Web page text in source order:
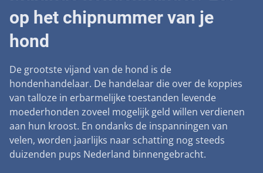
Landelijke registratie bijtincidenten
Verantwoord fokbeleid
Verplichte pre-aanschaf cursus
Gemeentelijk meldpunt bijtincidenten
Voldoende veilige losloopgebieden
Verbod op fokken met kortsnuitige honden
LezingenTeken onze petitie
Adopteer een seniorhond
Sponsor een seniorhond
Schenk met belastingvoordeel
Steun als vrijwilliger
Kom in actie
Wat wij doen
Samenwerking
Bekende vrienden
Jaarverslag
Vacatures
Donateursmagazine Hond
Contactgegevens
Nieuws
Veelgestelde vragen
Melding hondenleed
Nieuwsbrief
op het chipnummer van je
hond
De grootste vijand van de hond is de
hondenhandelaar. De handelaar die over de koppies
van talloze in erbarmelijke toestanden levende
moederhonden zoveel mogelijk geld willen verdienen
aan hun kroost. En ondanks de inspanningen van
velen, worden jaarlijks naar schatting nog steeds
duizenden pups Nederland binnengebracht.